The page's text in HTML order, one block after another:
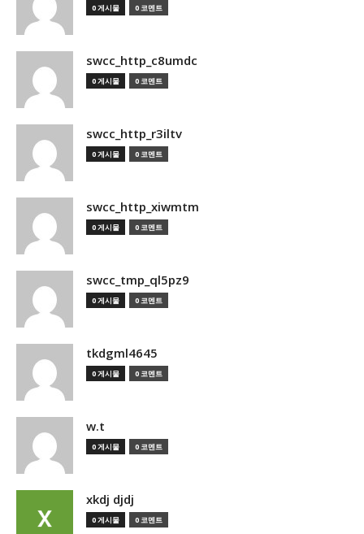
0 게시물 0 코멘트
swcc_http_c8umdc
0 게시물 0 코멘트
swcc_http_r3iltv
0 게시물 0 코멘트
swcc_http_xiwmtm
0 게시물 0 코멘트
swcc_tmp_ql5pz9
0 게시물 0 코멘트
tkdgml4645
0 게시물 0 코멘트
w.t
0 게시물 0 코멘트
xkdj djdj
0 게시물 0 코멘트